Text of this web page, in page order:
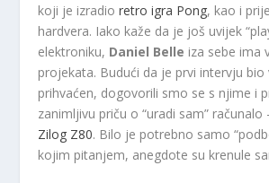
koji je izradioretro igra Pong, kao i
hardvera. Iako kaže da je još uvijek
elektroniku, Daniel Belle iza sebe ima
projekata. Budući da je prvi intervju
prihvaćen, dogovorili smo se s njime i
zanimljivu priču o “uradi sam”
Zilog Z80. Bilo je potrebno samo
kojim pitanjem, anegdote su krenule